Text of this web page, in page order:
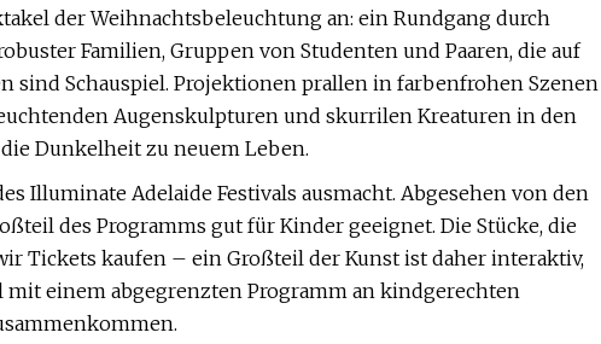
der Weihnachtsbeleuchtung an: ein Rundgang durch
Familien, Gruppen von Studenten und Paaren, die auf
sind Schauspiel. Projektionen prallen in farbenfrohen Szenen
Augenskulpturen und skurrilen Kreaturen in den
Dunkelheit zu neuem Leben.
Illuminate Adelaide Festivals ausmacht. Abgesehen von den
des Programms gut für Kinder geeignet. Die Stücke, die
Tickets kaufen – ein Großteil der Kunst ist daher interaktiv,
einem abgegrenzten Programm an kindgerechten